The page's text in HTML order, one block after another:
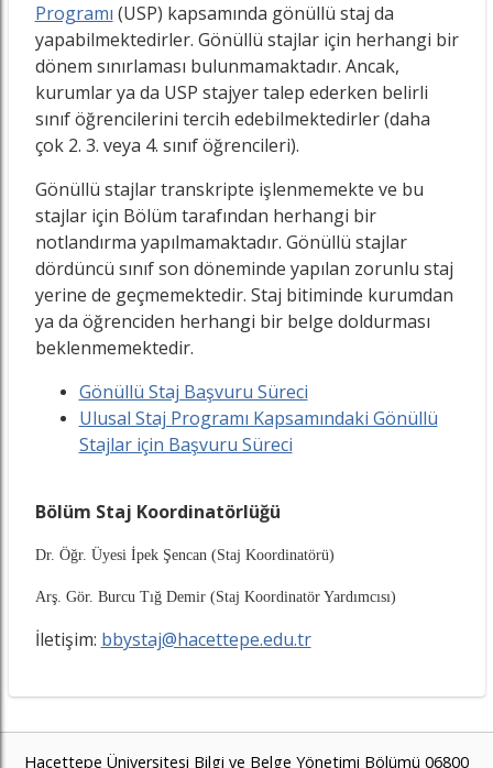
Programı (USP) kapsamında gönüllü staj da
yapabilmektedirler. Gönüllü stajlar için herhangi bir
dönem sınırlaması bulunmamaktadır. Ancak,
kurumlar ya da USP stajyer talep ederken belirli
sınıf öğrencilerini tercih edebilmektedirler (daha
çok 2. 3. veya 4. sınıf öğrencileri).
Gönüllü stajlar transkripte işlenmemekte ve bu
stajlar için Bölüm tarafından herhangi bir
notlandırma yapılmamaktadır. Gönüllü stajlar
dördüncü sınıf son döneminde yapılan zorunlu staj
yerine de geçmemektedir. Staj bitiminde kurumdan
ya da öğrenciden herhangi bir belge doldurması
beklenmemektedir.
Gönüllü Staj Başvuru Süreci
Ulusal Staj Programı Kapsamındaki Gönüllü
Stajlar için Başvuru Süreci
Bölüm Staj Koordinatörlüğü
Dr. Öğr. Üyesi İpek Şencan (Staj Koordinatörü)
Arş. Gör. Burcu Tığ Demir (Staj Koordinatör Yardımcısı)
İletişim: bbystaj@hacettepe.edu.tr
Hacettepe Üniversitesi Bilgi ve Belge Yönetimi Bölümü 06800